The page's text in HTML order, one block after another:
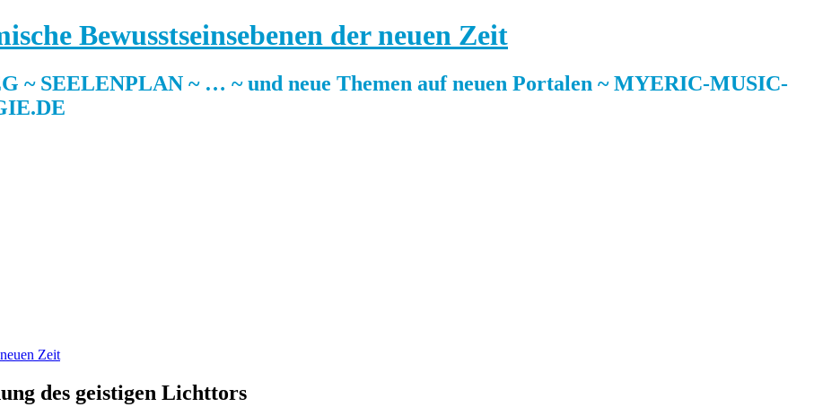
Bewusstseinsebenen der neuen Zeit
~ SEELENPLAN ~ … ~ und neue Themen auf neuen Portalen ~ MYERIC-MUSIC-
des geistigen Lichttors